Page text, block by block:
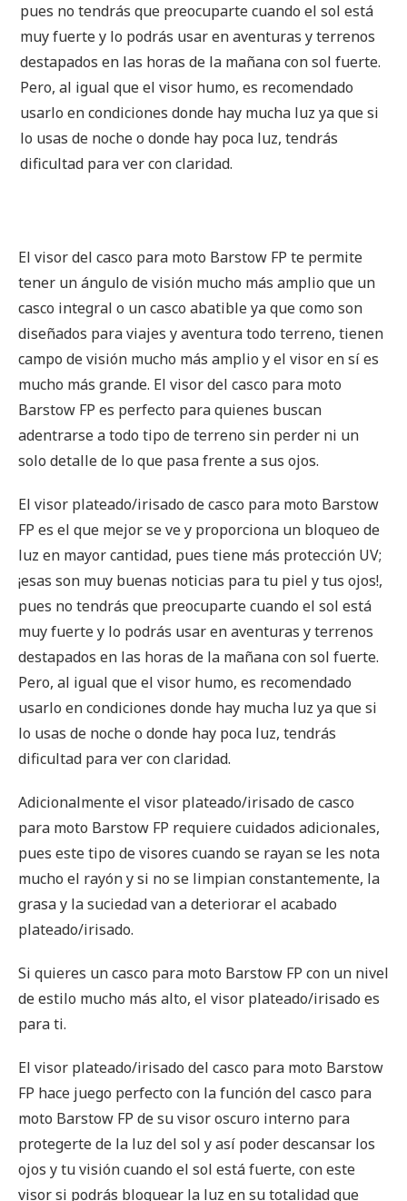
pues no tendrás que preocuparte cuando el sol está
muy fuerte y lo podrás usar en aventuras y terrenos
destapados en las horas de la mañana con sol fuerte.
Pero, al igual que el visor humo, es recomendado
usarlo en condiciones donde hay mucha luz ya que si
lo usas de noche o donde hay poca luz, tendrás
dificultad para ver con claridad.
El visor del casco para moto Barstow FP te permite
tener un ángulo de visión mucho más amplio que un
casco integral o un casco abatible ya que como son
diseñados para viajes y aventura todo terreno, tienen
campo de visión mucho más amplio y el visor en sí es
mucho más grande. El visor del casco para moto
Barstow FP es perfecto para quienes buscan
adentrarse a todo tipo de terreno sin perder ni un
solo detalle de lo que pasa frente a sus ojos.
El visor plateado/irisado de casco para moto Barstow
FP es el que mejor se ve y proporciona un bloqueo de
luz en mayor cantidad, pues tiene más protección UV;
¡esas son muy buenas noticias para tu piel y tus ojos!,
pues no tendrás que preocuparte cuando el sol está
muy fuerte y lo podrás usar en aventuras y terrenos
destapados en las horas de la mañana con sol fuerte.
Pero, al igual que el visor humo, es recomendado
usarlo en condiciones donde hay mucha luz ya que si
lo usas de noche o donde hay poca luz, tendrás
dificultad para ver con claridad.
Adicionalmente el visor plateado/irisado de casco
para moto Barstow FP requiere cuidados adicionales,
pues este tipo de visores cuando se rayan se les nota
mucho el rayón y si no se limpian constantemente, la
grasa y la suciedad van a deteriorar el acabado
plateado/irisado.
Si quieres un casco para moto Barstow FP con un nivel
de estilo mucho más alto, el visor plateado/irisado es
para ti.
El visor plateado/irisado del casco para moto Barstow
FP hace juego perfecto con la función del casco para
moto Barstow FP de su visor oscuro interno para
protegerte de la luz del sol y así poder descansar los
ojos y tu visión cuando el sol está fuerte, con este
visor si podrás bloquear la luz en su totalidad que